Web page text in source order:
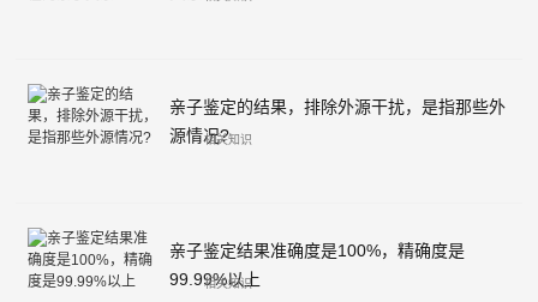
亲子鉴定的结果，排除外源干扰，是指那些外
源情况?相关知识
亲子鉴定结果准确度是100%，精确度是
99.99%以上
相关知识